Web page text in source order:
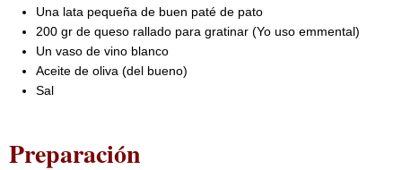
Una lata pequeña de buen paté de pato
200 gr de queso rallado para gratinar (Yo uso emmental)
Un vaso de vino blanco
Aceite de oliva (del bueno)
Sal
Preparación